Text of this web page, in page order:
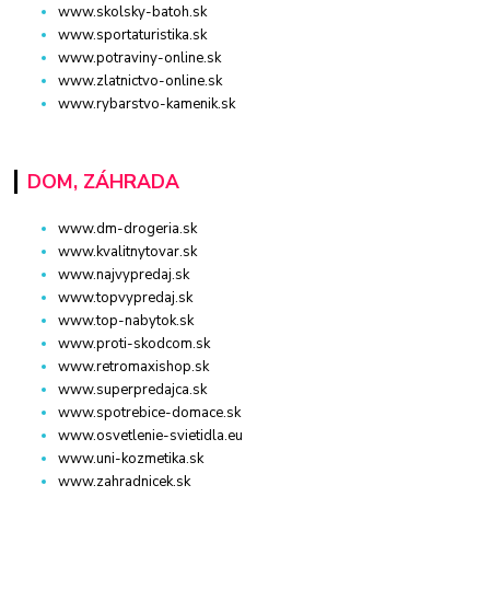
www.skolsky-batoh.sk
www.sportaturistika.sk
www.potraviny-online.sk
www.zlatnictvo-online.sk
www.rybarstvo-kamenik.sk
DOM, ZÁHRADA
www.dm-drogeria.sk
www.kvalitnytovar.sk
www.najvypredaj.sk
www.topvypredaj.sk
www.top-nabytok.sk
www.proti-skodcom.sk
www.retromaxishop.sk
www.superpredajca.sk
www.spotrebice-domace.sk
www.osvetlenie-svietidla.eu
www.uni-kozmetika.sk
www.zahradnicek.sk